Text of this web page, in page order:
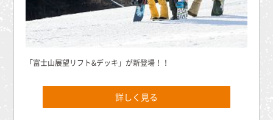
「富士山展望リフト&デッキ」が新登場！！
詳しく見る